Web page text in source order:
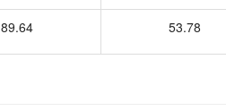
89.64 53.78